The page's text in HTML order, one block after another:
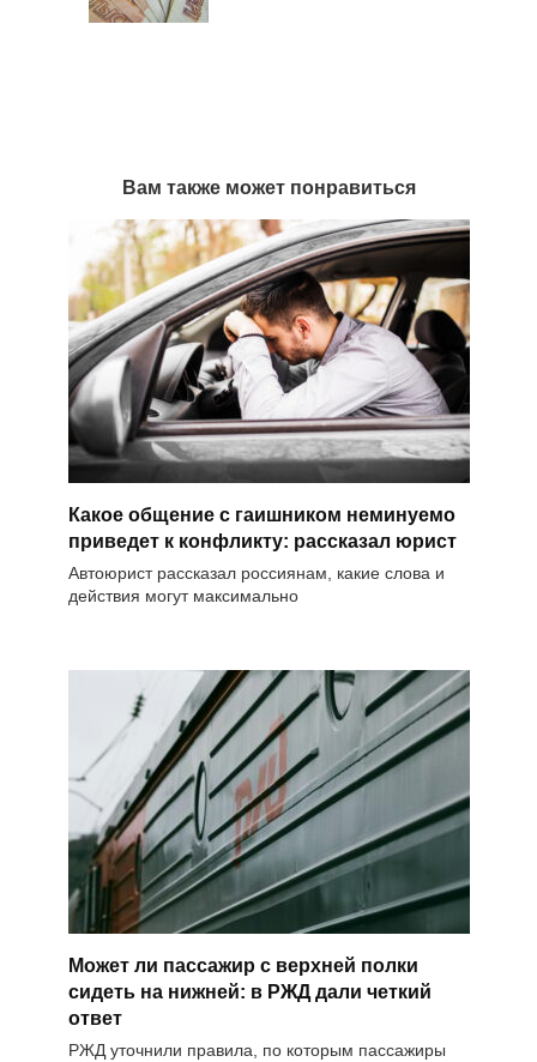
Вам также может понравиться
Какое общение с гаишником неминуемо
приведет к конфликту: рассказал юрист
Автоюрист рассказал россиянам, какие слова и
действия могут максимально
Может ли пассажир с верхней полки
сидеть на нижней: в РЖД дали четкий
ответ
РЖД уточнили правила, по которым пассажиры